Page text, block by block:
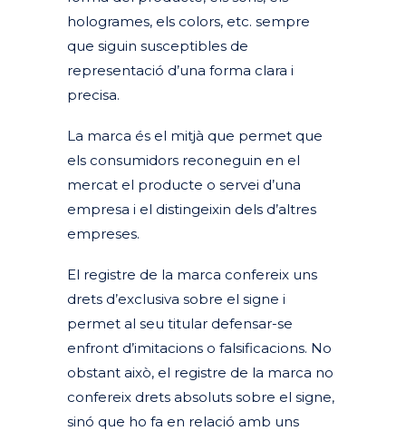
hologrames, els colors, etc. sempre
que siguin susceptibles de
representació d’una forma clara i
precisa.
La marca és el mitjà que permet que
els consumidors reconeguin en el
mercat el producte o servei d’una
empresa i el distingeixin dels d’altres
empreses.
El registre de la marca confereix uns
drets d’exclusiva sobre el signe i
permet al seu titular defensar-se
enfront d’imitacions o falsificacions. No
obstant això, el registre de la marca no
confereix drets absoluts sobre el signe,
sinó que ho fa en relació amb uns